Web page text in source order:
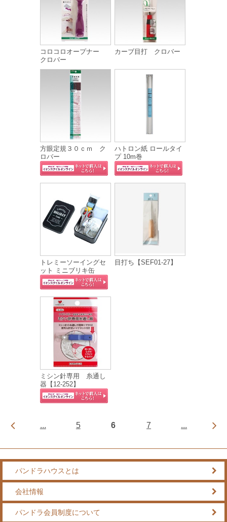
コロコロオープナー
クロバー
カーブ目打 クロバー
方眼定規３０ｃｍ ク
ロバー
ハトロン紙 ロールタイ
プ 10m巻
トレミーソーイングセ
ット ミニブリキ缶
目打ち【SEF01-27】
ミシン針専用 糸通し
器【12-252】
... 5 6 7 ...
パンドラハウスとは
会社情報
パンドラ会員制度について